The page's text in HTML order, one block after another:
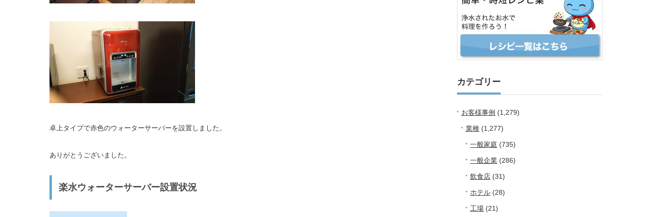
卓上タイプで赤色のウォーターサーバーを設置しました。
ありがとうございました。
楽水ウォーターサーバー設置状況
カテゴリー
お客様事例 (1,279)
業種 (1,277)
一般家庭 (735)
一般企業 (286)
飲食店 (31)
ホテル (28)
工場 (21)